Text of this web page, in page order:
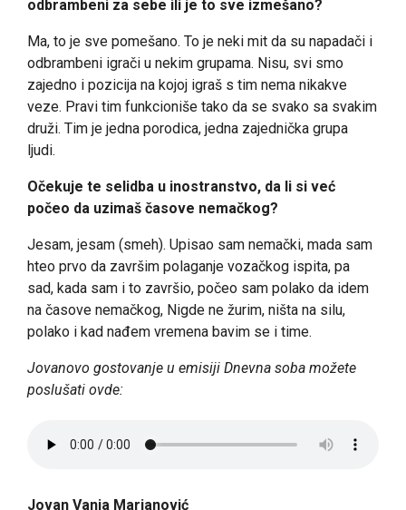
odbrambeni za sebe ili je to sve izmešano?
Ma, to je sve pomešano. To je neki mit da su napadači i
odbrambeni igrači u nekim grupama. Nisu, svi smo
zajedno i pozicija na kojoj igraš s tim nema nikakve
veze. Pravi tim funkcioniše tako da se svako sa svakim
druži. Tim je jedna porodica, jedna zajednička grupa
ljudi.
Očekuje te selidba u inostranstvo, da li si već
počeo da uzimaš časove nemačkog?
Jesam, jesam (smeh). Upisao sam nemački, mada sam
hteo prvo da završim polaganje vozačkog ispita, pa
sad, kada sam i to završio, počeo sam polako da idem
na časove nemačkog, Nigde ne žurim, ništa na silu,
polako i kad nađem vremena bavim se i time.
Jovanovo gostovanje u emisiji Dnevna soba možete
poslušati ovde:
Jovan Vanja Marjanović